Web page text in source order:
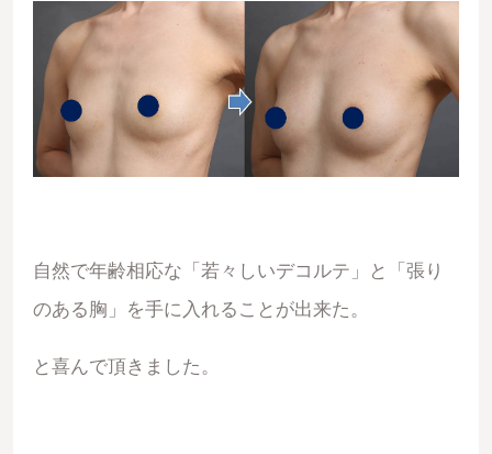
自然で年齢相応な「若々しいデコルテ」と「張り
のある胸」を手に入れることが出来た。
と喜んで頂きました。